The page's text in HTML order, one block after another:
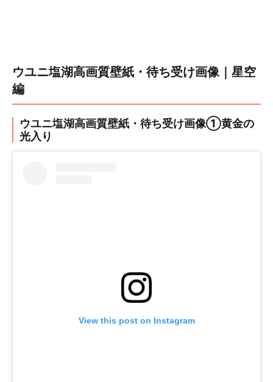
ウユニ塩湖高画質壁紙・待ち受け画像｜星空
編
ウユニ塩湖高画質壁紙・待ち受け画像①黄金の
光入り
View this post on Instagram